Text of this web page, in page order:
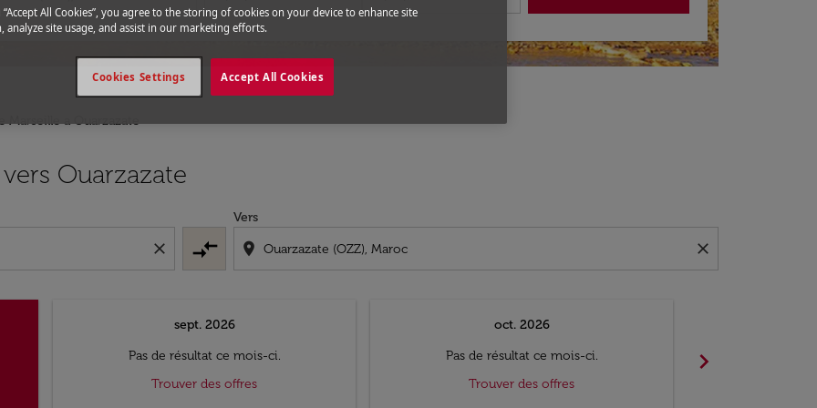
Marseille a Ouarzazate
Ouarzazate
close compare_arrows
Vers
location_on close
sept. 2026
Pas de résultat ce mois-ci.
Trouver des offres
oct. 2026
Pas de résultat ce mois-ci.
Trouver des offres
chevron_right
“Accept All Cookies”, you agree to the storing of cookies on your device to enhance site
analyze site usage, and assist in our marketing efforts.
Accept All Cookies
Cookies Settings